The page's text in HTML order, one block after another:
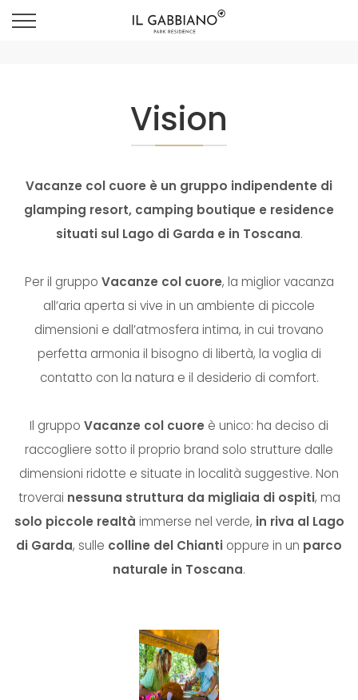
Vision
Vacanze col cuore è un gruppo indipendente di
glamping resort, camping boutique e residence
situati sul Lago di Garda e in Toscana.
Per il gruppo Vacanze col cuore, la miglior vacanza
all’aria aperta si vive in un ambiente di piccole
dimensioni e dall’atmosfera intima, in cui trovano
perfetta armonia il bisogno di libertà, la voglia di
contatto con la natura e il desiderio di comfort.
Il gruppo Vacanze col cuore è unico: ha deciso di
raccogliere sotto il proprio brand solo strutture dalle
dimensioni ridotte e situate in località suggestive. Non
troverai nessuna struttura da migliaia di ospiti, ma
solo piccole realtà immerse nel verde, in riva al Lago
di Garda, sulle colline del Chianti oppure in un parco
naturale in Toscana.